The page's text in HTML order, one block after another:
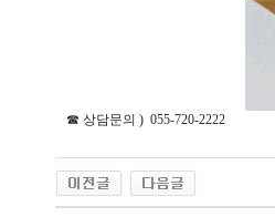
☎ 상담문의 ) 055-720-2222